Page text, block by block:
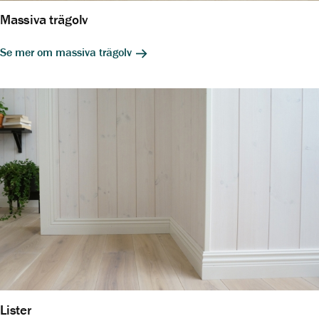
Massiva trägolv
Se mer om massiva trägolv
Lister